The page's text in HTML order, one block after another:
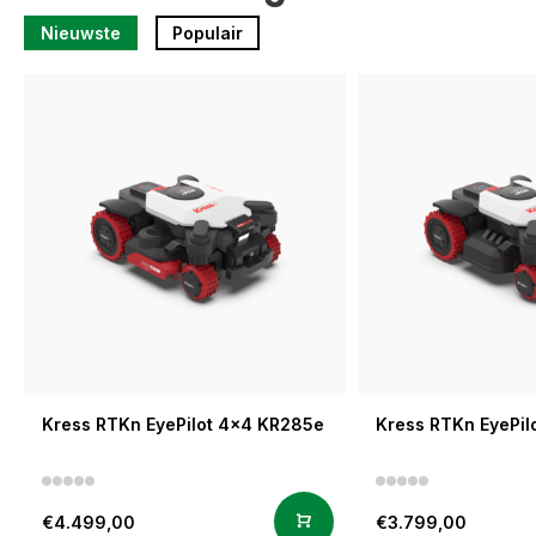
Nieuwste Populair
Kress RTKn EyePilot 4x4 KR285e
€4.499,00
Kress RTKn
€3.799,00